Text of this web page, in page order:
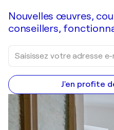
Nouvelles œuvres,
conseillers,
J'en profite